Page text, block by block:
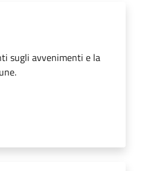
sugli avvenimenti e la